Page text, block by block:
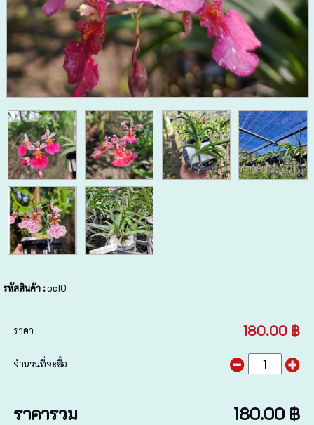
รหัสสินค้า :oc10
ราคา 180.00 ฿
จำนวนที่จะซื้อ
ราคารวม 180.00 ฿